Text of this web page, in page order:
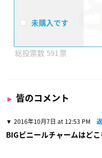
未購入です
591
皆のコメント
2016年10月7日 at 12:53 PM
BIGビニールチャームはど